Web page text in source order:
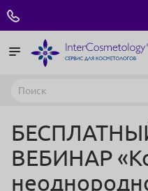
ВЕБИНАР